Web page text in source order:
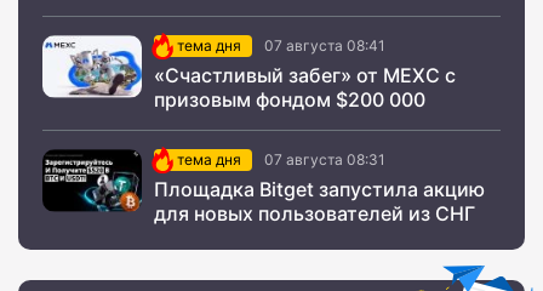
тема дня 07 августа 08:41
«Счастливый забег» от MEXC с
призовым фондом $200 000
тема дня 07 августа 08:31
Площадка Bitget запустила акцию
для новых пользователей из СНГ